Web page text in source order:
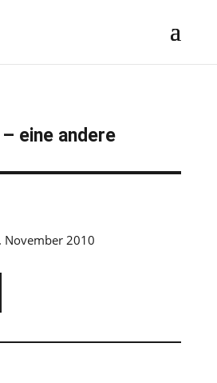
eine andere
November 2010